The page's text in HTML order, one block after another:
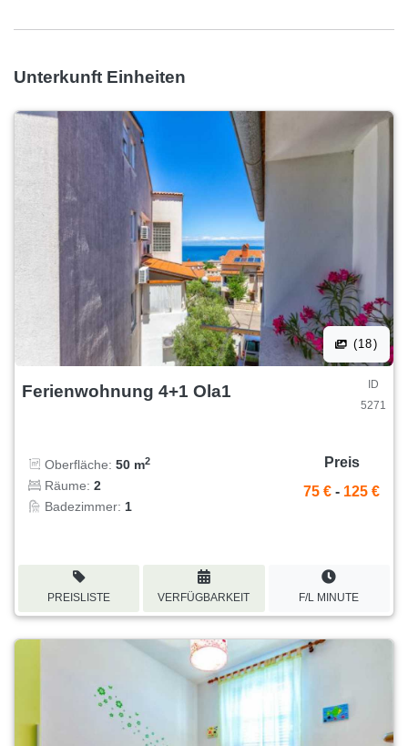
Unterkunft Einheiten
(18)
Ferienwohnung 4+1 Ola1
ID
5271
Oberfläche: 50 m2
Räume: 2
Badezimmer: 1
Preis
75 € - 125 €
PREISLISTE VERFÜGBARKEIT F/L MINUTE